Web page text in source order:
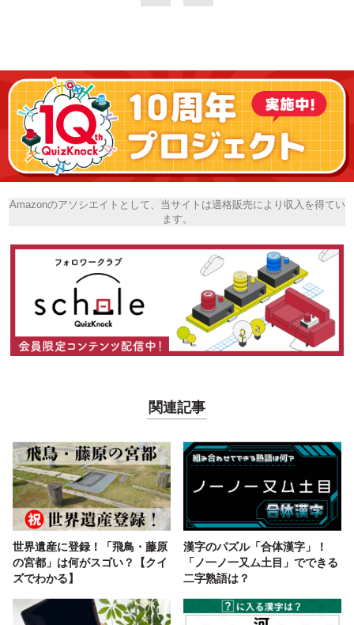
Amazonのアソシエイトとして、当サイトは適格販売により収入を得てい
ます。
関連記事
世界遺産に登録！「飛鳥・藤原
の宮都」は何がスゴい？【クイ
ズでわかる】
漢字のパズル「合体漢字」！
「ノ一ノ一又ム土目」でできる
二字熟語は？